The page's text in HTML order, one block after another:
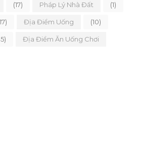
(17) Pháp Lý Nhà Đất (1)
Địa Điểm Uống (10)
Địa Điểm Ăn Uống Chơi